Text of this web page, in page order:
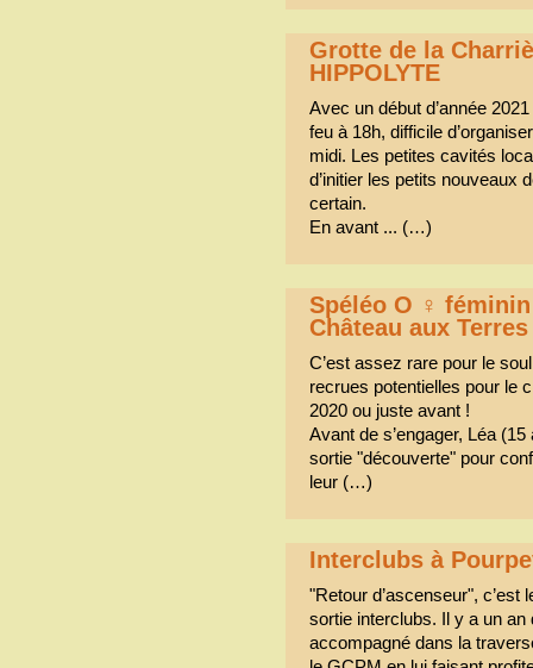
Grotte de la
HIPPOLYTE
Avec un début d’année
feu à 18h, difficile
midi. Les petites cavités
d’initier les petits nouveaux
certain.
En avant ... (…)
Spéléo O ♀
Château aux
C’est assez rare pour le
recrues potentielles pour le
2020 ou juste avant !
Avant de s’engager, Léa
sortie "découverte" pour
leur (…)
Interclubs à
"Retour d’ascenseur", c’est
sortie interclubs. Il y a un
accompagné dans la